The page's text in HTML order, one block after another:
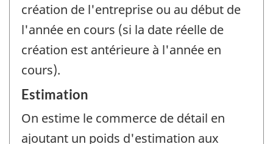
création de l'entreprise ou au début de
l'année en cours (si la date réelle de
création est antérieure à l'année en
cours).
Estimation
On estime le commerce de détail en
ajoutant un poids d'estimation aux